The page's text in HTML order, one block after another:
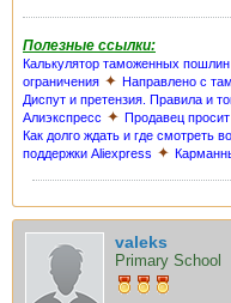
Полезные ссылки:
Калькулятор таможенных пошлин
ограничения ✦ Направлено с
Диспут и претензия. Правила и
Алиэкспресс ✦ Продавец
Как долго ждать и где смотреть
поддержки Aliexpress ✦
valeks
Primary School